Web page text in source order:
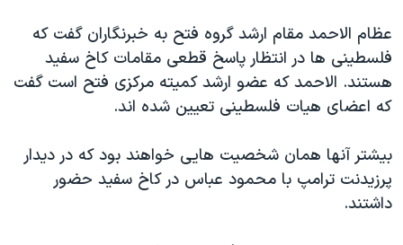
عظام الاحمد مقام ارشد گروه فتح به خبرنگاران گفت که
فلسطینی ها در انتظار پاسخ قطعی مقامات کاخ سفید
هستند. الاحمد که عضو ارشد کمیته مرکزی فتح است گفت
که اعضای هیات فلسطینی تعیین شده اند.
بیشتر آنها همان شخصیت هایی خواهند بود که در دیدار
پرزیدنت ترامپ با محمود عباس در کاخ سفید حضور
داشتند.